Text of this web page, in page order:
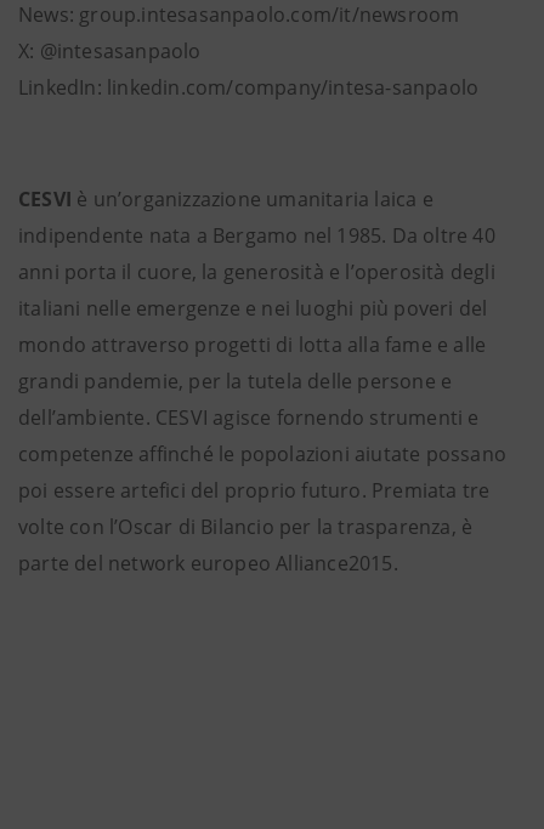
News: group.intesasanpaolo.com/it/newsroom
X: @intesasanpaolo
LinkedIn: linkedin.com/company/intesa-sanpaolo
CESVI è un’organizzazione umanitaria laica e
indipendente nata a Bergamo nel 1985. Da oltre 40
anni porta il cuore, la generosità e l’operosità degli
italiani nelle emergenze e nei luoghi più poveri del
mondo attraverso progetti di lotta alla fame e alle
grandi pandemie, per la tutela delle persone e
dell’ambiente. CESVI agisce fornendo strumenti e
competenze affinché le popolazioni aiutate possano
poi essere artefici del proprio futuro. Premiata tre
volte con l’Oscar di Bilancio per la trasparenza, è
parte del network europeo Alliance2015.